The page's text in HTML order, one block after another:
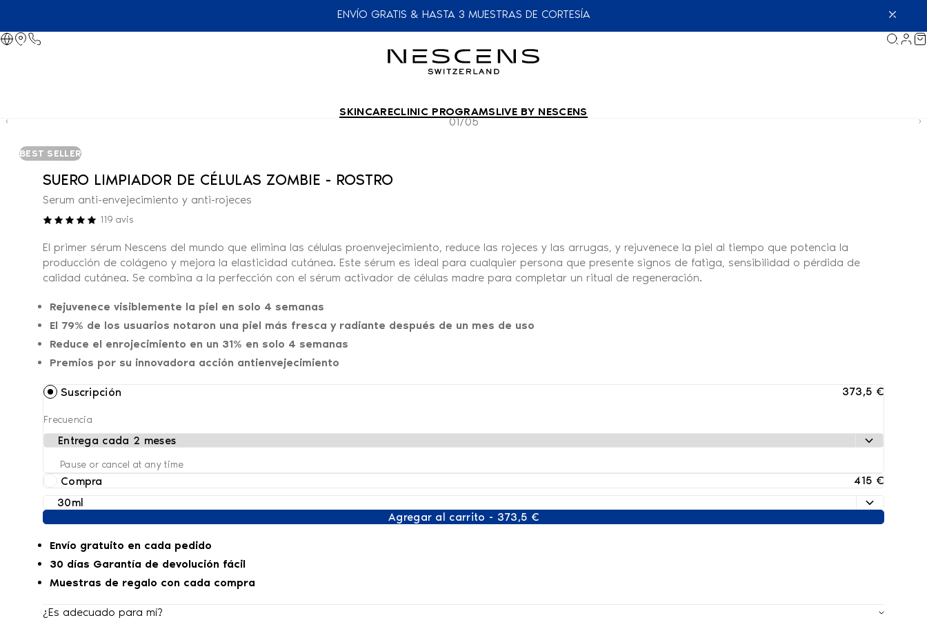
ENVÍO GRATIS & HASTA 3 MUESTRAS DE CORTESÍA
SKINCARECLINIC PROGRAMSLIVE BY NESCENS
BEST SELLER
01/05
SUERO LIMPIADOR DE CÉLULAS ZOMBIE - ROSTRO
Serum anti-envejecimiento y anti-rojeces
119 avis
El primer sérum Nescens del mundo que elimina las células proenvejecimiento, reduce las rojeces y las arrugas, y rejuvenece la piel al tiempo que potencia la
producción de colágeno y mejora la elasticidad cutánea. Este sérum es ideal para cualquier persona que presente signos de fatiga, sensibilidad o pérdida de
calidad cutánea. Se combina a la perfección con el sérum activador de células madre para completar un ritual de regeneración.
Rejuvenece visiblemente la piel en solo 4 semanas
El 79% de los usuarios notaron una piel más fresca y radiante después de un mes de uso
Reduce el enrojecimiento en un 31% en solo 4 semanas
Premios por su innovadora acción antienvejecimiento
Suscripción 373,5 €
Frecuencia
Pause or cancel at any time
Compra 415 €
Agregar al carrito - 373,5 €
Envío gratuito en cada pedido
30 días Garantía de devolución fácil
Muestras de regalo con cada compra
¿Es adecuado para mí?